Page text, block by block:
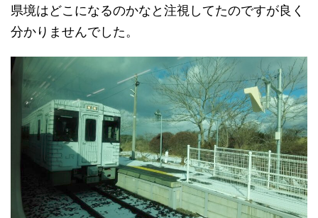
県境はどこになるのかなと注視してたのですが良く
分かりませんでした。